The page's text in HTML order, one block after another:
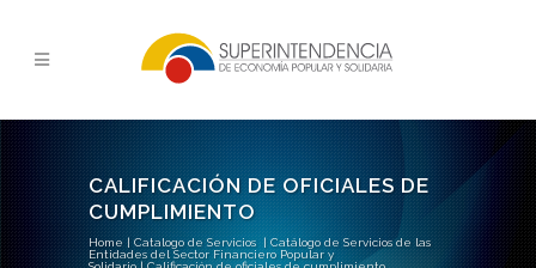
CALIFICACIÓN DE OFICIALES DE
CUMPLIMIENTO
Home | Catalogo de Servicios | Catálogo de Servicios de las
Entidades del Sector Financiero Popular y